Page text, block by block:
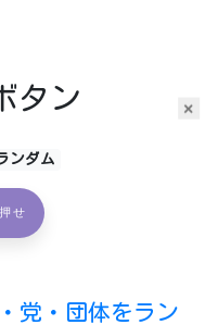
×
タン
ンダム
せ
党・団体をラン